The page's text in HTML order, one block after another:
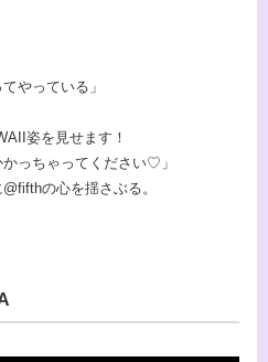
やっている」
姿を見せます！
っちゃってください♡」
の心を揺さぶる。